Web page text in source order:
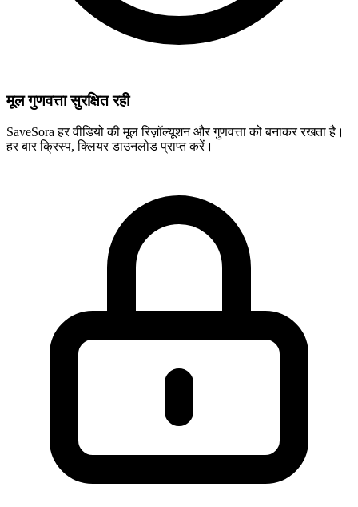
मूल गुणवत्ता सुरक्षित रही
SaveSora हर वीडियो की मूल रिज़ॉल्यूशन और गुणवत्ता को बनाकर रखता है।
हर बार क्रिस्प, क्लियर डाउनलोड प्राप्त करें।